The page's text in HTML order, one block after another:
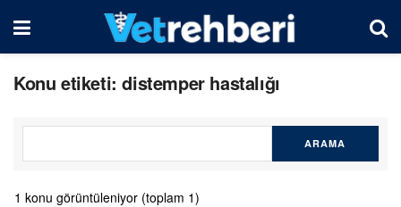
Konu etiketi: distemper hastalığı
1 konu görüntüleniyor (toplam 1)